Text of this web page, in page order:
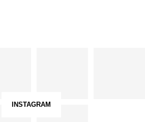
INSTAGRAM